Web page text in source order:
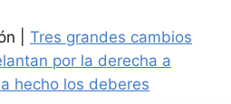
| Tres grandes cambios
por la derecha a
hecho los deberes